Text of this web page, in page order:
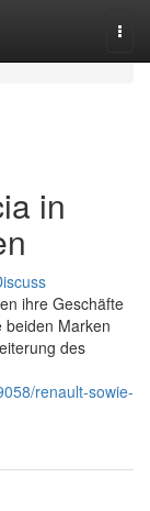
in
ihre Geschäfte
beiden Marken
des
renault-sowie-